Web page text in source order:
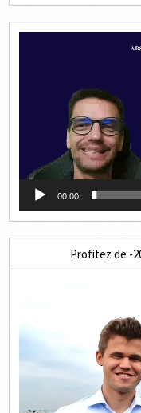
00:00
Profitez de -